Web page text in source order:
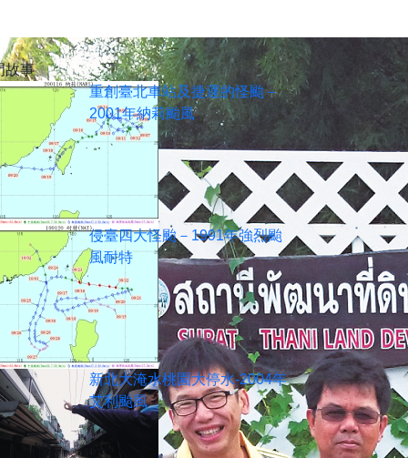
故事
重創臺北車站及捷運的怪颱－
2001年納莉颱風
侵臺四大怪颱－1991年強烈颱
風耐特
新北大淹水桃園大停水-2004年
艾利颱風